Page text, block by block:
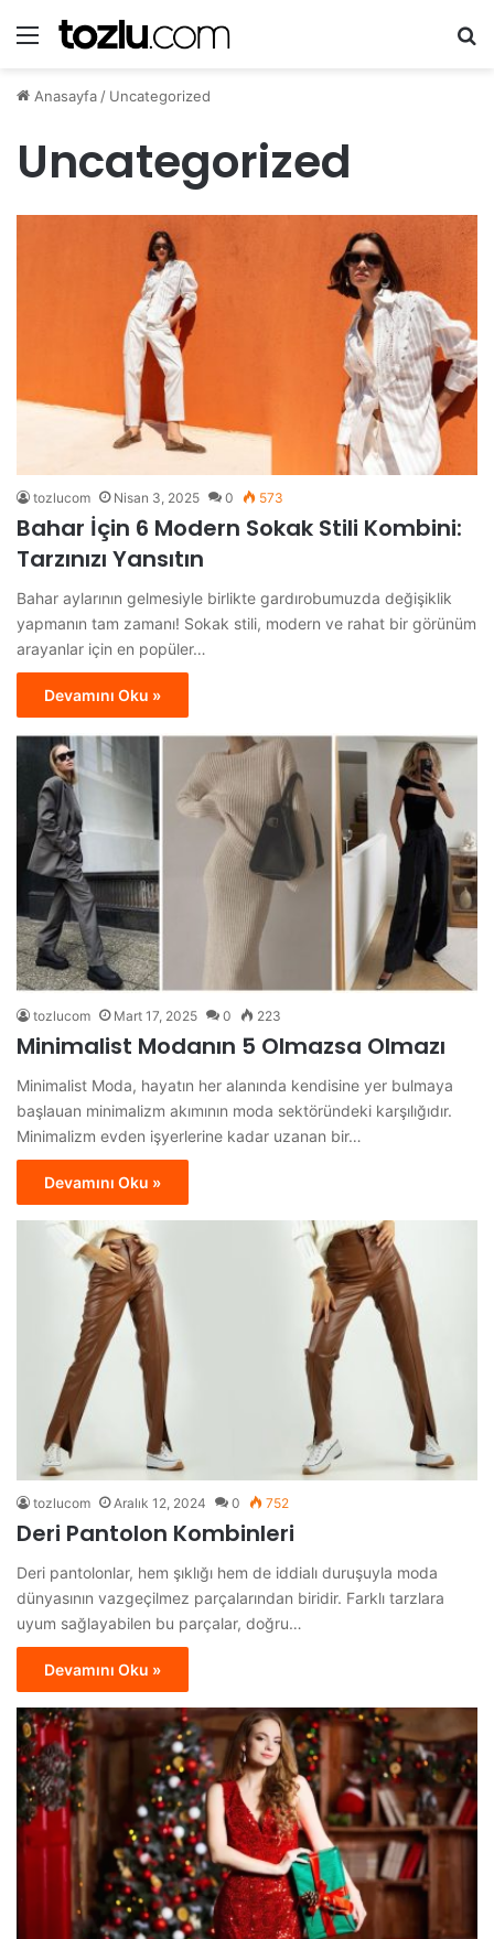
Menü
Anasayfa/ Uncategorized
Uncategorized
tozlucom Nisan 3, 2025 0 573
Bahar İçin 6 Modern Sokak Stili Kombini:
Tarzınızı Yansıtın
Bahar aylarının gelmesiyle birlikte gardırobumuzda değişiklik
yapmanın tam zamanı! Sokak stili, modern ve rahat bir görünüm
arayanlar için en popüler…
Devamını Oku »
tozlucom Mart 17, 2025 0 223
Minimalist Modanın 5 Olmazsa Olmazı
Minimalist Moda, hayatın her alanında kendisine yer bulmaya
başlauan minimalizm akımının moda sektöründeki karşılığıdır.
Minimalizm evden işyerlerine kadar uzanan bir…
Devamını Oku »
tozlucom Aralık 12, 2024 0 752
Deri Pantolon Kombinleri
Deri pantolonlar, hem şıklığı hem de iddialı duruşuyla moda
dünyasının vazgeçilmez parçalarından biridir. Farklı tarzlara
uyum sağlayabilen bu parçalar, doğru…
Devamını Oku »